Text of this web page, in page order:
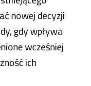
nowej decyzji
gdy wpływa
wcześniej
ich